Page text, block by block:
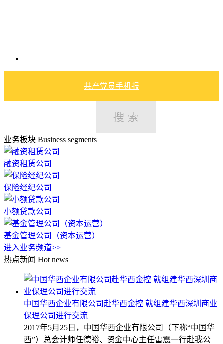
共产党员手机报
业务板块 Business segments
融资租赁公司
保险经纪公司
小额贷款公司
基金管理公司（资本运营）
进入业务频道>>
热点新闻 Hot news
中国华西企业有限公司赴华西金控 就组建华西深圳商业
保理公司进行交流
2017年5月25日，中国华西企业有限公司（下称“中国华
西”）总会计师任德裕、资金中心主任雷震一行赴我公